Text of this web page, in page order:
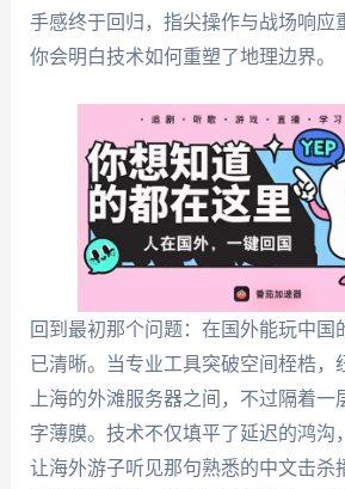
手感终于回归，指尖操作与战场响应
你会明白技术如何重塑了地理边界。
回到最初那个问题：在国外能玩中国
已清晰。当专业工具突破空间桎梏，
上海的外滩服务器之间，不过隔着一
字薄膜。技术不仅填平了延迟的鸿
让海外游子听见那句熟悉的中文击杀